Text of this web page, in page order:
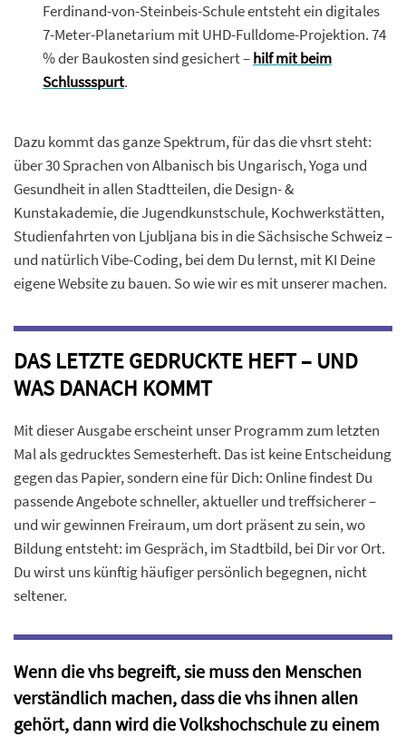
Ferdinand-von-Steinbeis-Schule entsteht ein digitales
7-Meter-Planetarium mit UHD-Fulldome-Projektion. 74
% der Baukosten sind gesichert –hilf mit beim
Schlussspurt.
Dazu kommt das ganze Spektrum, für das die vhsrt steht:
über 30 Sprachen von Albanisch bis Ungarisch, Yoga und
Gesundheit in allen Stadtteilen, die Design- &
Kunstakademie, die Jugendkunstschule, Kochwerkstätten,
Studienfahrten von Ljubljana bis in die Sächsische Schweiz –
und natürlich Vibe-Coding, bei dem Du lernst, mit KI Deine
eigene Website zu bauen. So wie wir es mit unserer machen.
DAS LETZTE GEDRUCKTE HEFT – UND
WAS DANACH KOMMT
Mit dieser Ausgabe erscheint unser Programm zum letzten
Mal als gedrucktes Semesterheft. Das ist keine Entscheidung
gegen das Papier, sondern eine für Dich: Online findest Du
passende Angebote schneller, aktueller und treffsicherer –
und wir gewinnen Freiraum, um dort präsent zu sein, wo
Bildung entsteht: im Gespräch, im Stadtbild, bei Dir vor Ort.
Du wirst uns künftig häufiger persönlich begegnen, nicht
seltener.
Wenn die vhs begreift, sie muss den Menschen
verständlich machen, dass die vhs ihnen allen
gehört, dann wird die Volkshochschule zu einem